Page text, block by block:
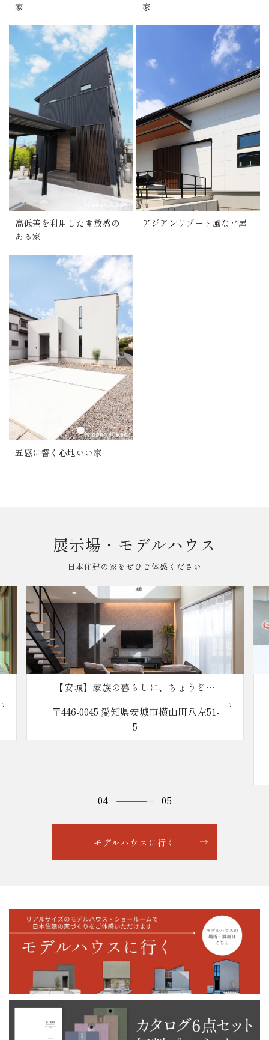
家 家
高低差を利用した開放感の
ある家
アジアンリゾート風な平屋
五感に響く心地いい家
展示場・モデルハウス
日本住建の家をぜひご体感ください
山町八左51-
【安城】本社ショールーム
〒446-0043 愛知県安城市城南町1
営業時間 10:00〜18:00（定休日
04
05
モデルハウスに行く